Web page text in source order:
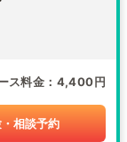
ス料金 4,400円
相談予約